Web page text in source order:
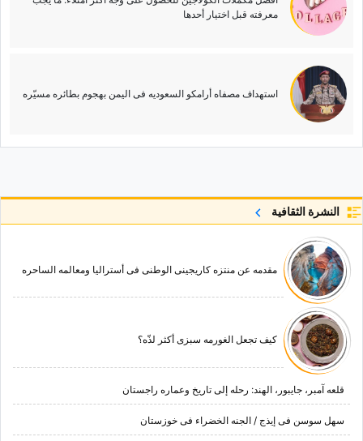
معرفته قبل اختیار أحدها
استهداف مصفاه أرامکو السعودیه فی الیمن بهجوم بطائره مسیّره
النشرة الثقافية
مقدمه عن منتزه کاریجینی الوطنی فی أسترالیا ومعالمه الساحره
کیف تجعل الغورمه سبزی أکثر لذّه؟
قلعه آمبر، جایبور، الهند: رحله إلى تاریخ وعماره راجستان
سهل سوسن فی إیذج / الجنه الخضراء فی خوزستان